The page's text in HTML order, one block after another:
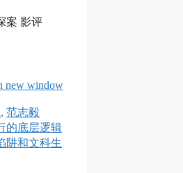
案 影评
new window
, 范志毅
的底层逻辑
阱和文科生